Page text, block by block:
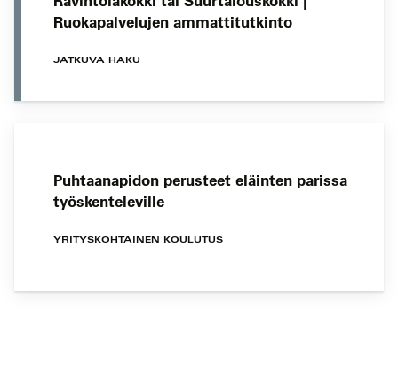
Ruokapalvelujen ammattitutkinto
JATKUVA HAKU
Puhtaanapidon perusteet eläinten parissa
työskenteleville
YRITYSKOHTAINEN KOULUTUS